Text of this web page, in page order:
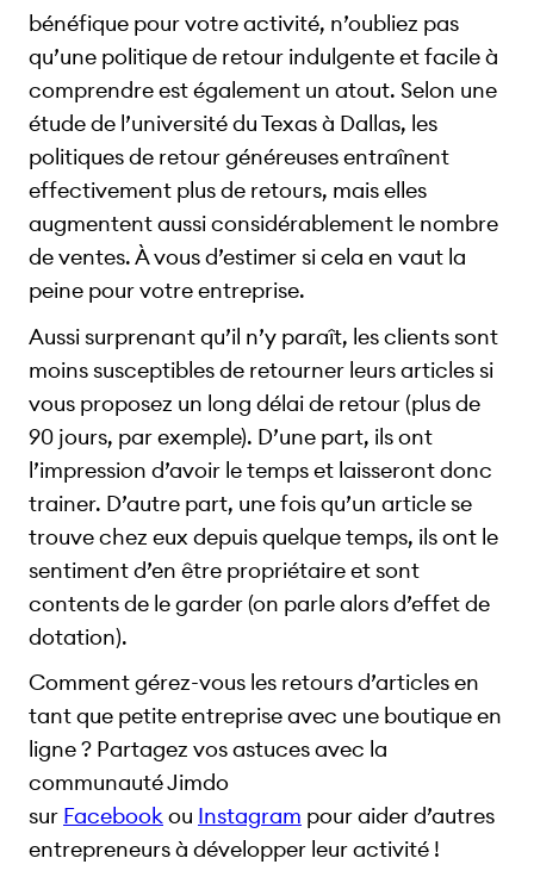
bénéfique pour votre activité, n’oubliez pas
qu’une politique de retour indulgente et facile à
comprendre est également un atout. Selon une
étude de l’université du Texas à Dallas, les
politiques de retour généreuses entraînent
effectivement plus de retours, mais elles
augmentent aussi considérablement le nombre
de ventes. À vous d’estimer si cela en vaut la
peine pour votre entreprise.
Aussi surprenant qu’il n’y paraît, les clients sont
moins susceptibles de retourner leurs articles si
vous proposez un long délai de retour (plus de
90 jours, par exemple). D’une part, ils ont
l’impression d’avoir le temps et laisseront donc
trainer. D’autre part, une fois qu’un article se
trouve chez eux depuis quelque temps, ils ont le
sentiment d’en être propriétaire et sont
contents de le garder (on parle alors d’effet de
dotation).
Comment gérez-vous les retours d’articles en
tant que petite entreprise avec une boutique en
ligne ? Partagez vos astuces avec la
communauté Jimdo
sur Facebookou Instagram pour aider d’autres
entrepreneurs à développer leur activité !